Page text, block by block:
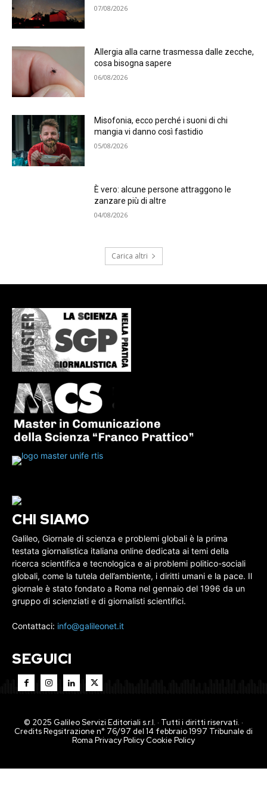
07/08/2026
Allergia alla carne trasmessa dalle zecche,
cosa bisogna sapere
06/08/2026
Misofonia, ecco perché i suoni di chi
mangia vi danno così fastidio
05/08/2026
È vero: alcune persone attraggono le
zanzare più di altre
04/08/2026
Carica altri
CHI SIAMO
Galileo, Giornale di scienza e problemi globali è la prima
testata giornalistica italiana online dedicata ai temi della
ricerca scientifica e tecnologica e ai problemi politico-sociali
globali, come la tutela dell’ambiente, i diritti umani e la pace. Il
giornale è stato fondato a Roma nel gennaio del 1996 da un
gruppo di scienziati e di giornalisti scientifici.
Contattaci: info@galileonet.it
SEGUICI
© 2025 Galileo Servizi Editoriali s.r.l. · Tutti i diritti riservati. ·
Credits Regsitrazione n° 76/97 del 14 febbraio 1997 Tribunale di
Roma Privacy PolicyCookie Policy